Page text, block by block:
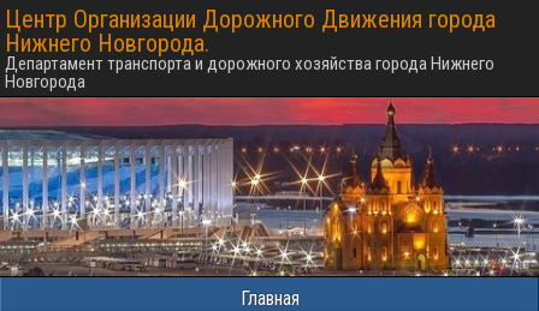
Центр Организации Дорожного Движения города
Нижнего Новгорода.
Департамент транспорта и дорожного хозяйства города Нижнего
Новгорода
Главная